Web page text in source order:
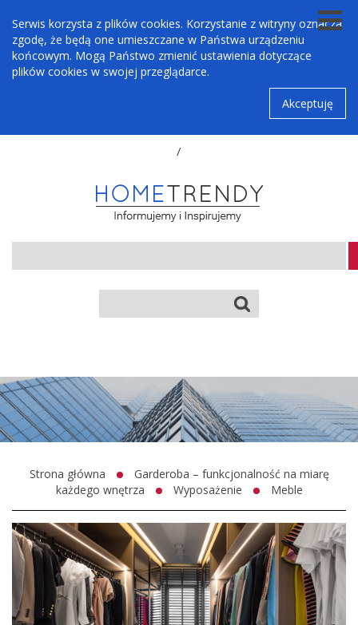
Serwis korzysta z plików cookies. Korzystanie z witryny oznacza
zgodę, że będą one umieszczane w Państwa urządzeniu
końcowym. Mogą Państwo zmienić ustawienia dotyczące
plików cookies w swojej przeglądarce.
Akceptuję
/
Strona główna
Garderoba – funkcjonalność na miarę
każdego wnętrza
Wyposażenie Meble